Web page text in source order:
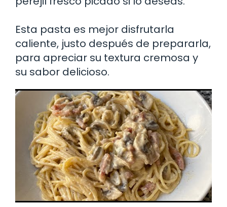
Esta pasta es mejor disfrutarla
caliente, justo después de prepararla,
para apreciar su textura cremosa y
su sabor delicioso.